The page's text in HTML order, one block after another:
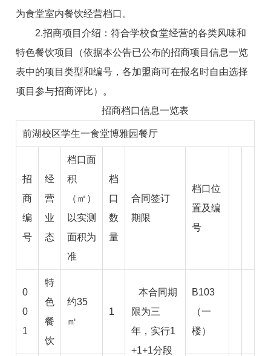
为食堂室内餐饮经营档口。
2.招商项目介绍：符合学校食堂经营的各类风味和
特色餐饮项目（依据本公告已公布的招商项目信息一览
表中的项目类型和编号，各加盟商可在报名时自由选择
项目参与招商评比）。
招商档口信息一览表
前湖校区学生一食堂博雅园餐厅
招
商
编
号
经
营
业
态
档口面
积
（㎡）
以实测
面积为
准
档
口
数
量
合同签订
期限
档口位
置及编
号
0
0
1
特
色
餐
饮
约35
㎡
1
本合同期
限为三
年，实行1
+1+1分段
B103
（一
楼）